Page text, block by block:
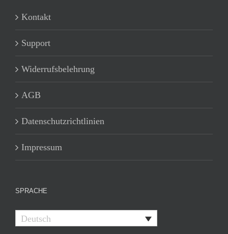
Kontakt
Support
Widerrufsbelehrung
AGB
Datenschutzrichtlinien
Impressum
SPRACHE
Deutsch